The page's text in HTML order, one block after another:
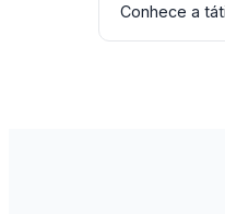
Conhece a